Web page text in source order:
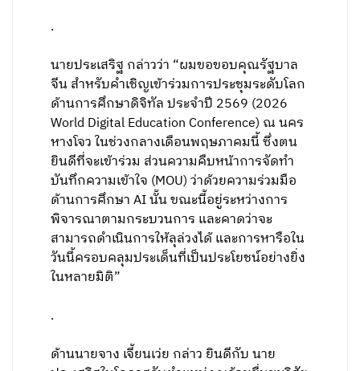
.
นายประเสริฐ กล่าวว่า “ผมขอขอบคุณรัฐบาล
จีน สำหรับคำเชิญเข้าร่วมการประชุมระดับโลก
ด้านการศึกษาดิจิทัล ประจำปี 2569 (2026
World Digital Education Conference) ณ นคร
หางโจว ในช่วงกลางเดือนพฤษภาคมนี้ ซึ่งตน
ยินดีที่จะเข้าร่วม ส่วนความคืบหน้าการจัดทำ
บันทึกความเข้าใจ (MOU) ว่าด้วยความร่วมมือ
ด้านการศึกษา AI นั้น ขณะนี้อยู่ระหว่างการ
พิจารณาตามกระบวนการ และคาดว่าจะ
สามารถดำเนินการให้ลุล่วงได้ และการหารือใน
วันนี้ครอบคลุมประเด็นที่เป็นประโยชน์อย่างยิ่ง
ในหลายมิติ”
.
​ด้านนายจาง เจี้ยนเว่ย กล่าว ยินดีกับ นาย